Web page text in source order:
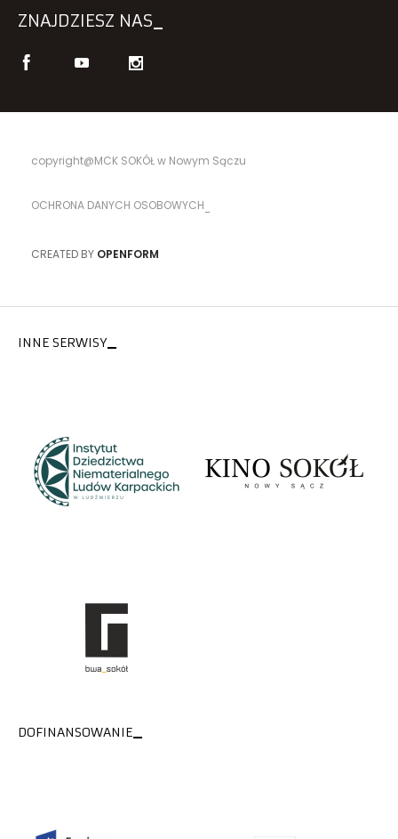
ZNAJDZIESZ NAS
copyright@MCK SOKÓŁ w Nowym Sączu
OCHRONA DANYCH OSOBOWYCH
CREATED BY OPENFORM
INNE SERWISY
DOFINANSOWANIE